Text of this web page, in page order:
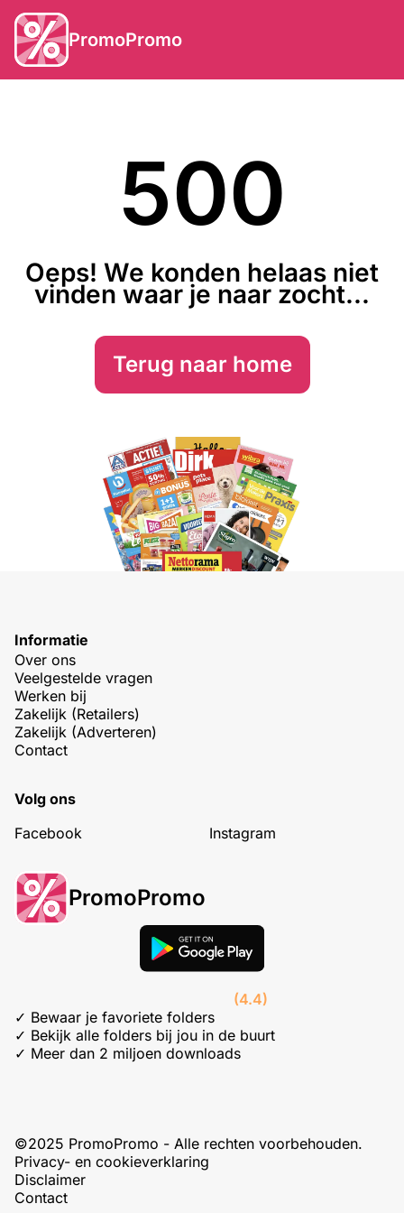
PromoPromo
500
Oeps! We konden helaas niet
vinden waar je naar zocht...
Terug naar home
Informatie
Over ons
Veelgestelde vragen
Werken bij
Zakelijk (Retailers)
Zakelijk (Adverteren)
Contact
Volg ons
Facebook
Instagram
PromoPromo
(4.4)
✓ Bewaar je favoriete folders
✓ Bekijk alle folders bij jou in de buurt
✓ Meer dan 2 miljoen downloads
©2025 PromoPromo - Alle rechten voorbehouden.
Privacy- en cookieverklaring
Disclaimer
Contact